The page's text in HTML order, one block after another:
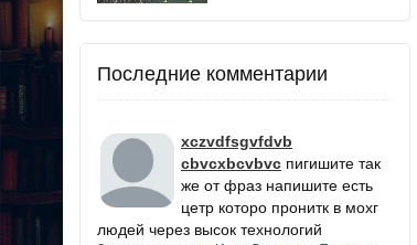
Последние комментарии
xczvdfsgvfdvb
cbvcxbcvbvc пигишите так
же от фраз напишите есть
цетр которо пронитк в мохг
людей через высок технологий